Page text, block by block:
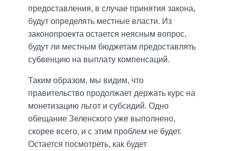
предоставления, в случае принятия закона,
будут определять местные власти. Из
законопроекта остается неясным вопрос,
будут ли местным бюджетам предоставлять
субвенцию на выплату компенсаций.
Таким образом, мы видим, что
правительство продолжает держать курс на
монетизацию льгот и субсидий. Одно
обещание Зеленского уже выполнено,
скорее всего, и с этим проблем не будет.
Остается посмотреть, как будет